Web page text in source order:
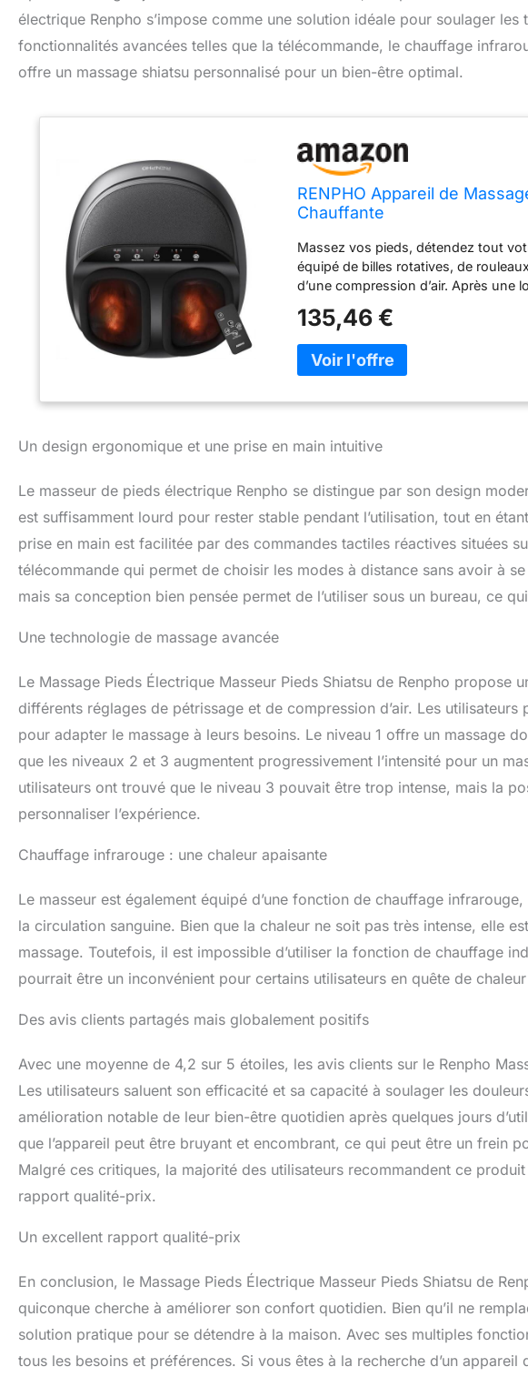
électrique Renpho s’impose comme une solution idéale pour soulager
fonctionnalités avancées telles que la télécommande, le chauffage
offre un massage shiatsu personnalisé pour un bien-être optimal.
RENPHO Appareil de
Chauffante
Massez vos pieds, détendez tout
équipé de billes rotatives, de
d’une compression d’air. Après
Veuillez noter que cet appareil n’est
pressions et aux pétrissages
ergonomique permet un massage
d’intensité de massage Shiatsu et
réglables selon vos préférences.
est doté d’un panneau de
presque toutes les pointures. Cet
(pointure américaine 12) Un cadeau
même ou en cadeau pour les
parents et les amis – pour les
135,46 €
Un design ergonomique et une prise en main intuitive
Le masseur de pieds électrique Renpho se distingue par son design
est suffisamment lourd pour rester stable pendant l’utilisation, tout en
prise en main est facilitée par des commandes tactiles réactives situées
télécommande qui permet de choisir les modes à distance sans avoir à
mais sa conception bien pensée permet de l’utiliser sous un bureau, ce
Une technologie de massage avancée
Le Massage Pieds Électrique Masseur Pieds Shiatsu de Renpho propose
différents réglages de pétrissage et de compression d’air. Les
pour adapter le massage à leurs besoins. Le niveau 1 offre un massage
que les niveaux 2 et 3 augmentent progressivement l’intensité pour un
utilisateurs ont trouvé que le niveau 3 pouvait être trop intense, mais la
personnaliser l’expérience.
Chauffage infrarouge : une chaleur apaisante
Le masseur est également équipé d’une fonction de chauffage
la circulation sanguine. Bien que la chaleur ne soit pas très intense, elle
massage. Toutefois, il est impossible d’utiliser la fonction de chauffage
pourrait être un inconvénient pour certains utilisateurs en quête de
Des avis clients partagés mais globalement positifs
Avec une moyenne de 4,2 sur 5 étoiles, les avis clients sur le Renpho
Les utilisateurs saluent son efficacité et sa capacité à soulager les
amélioration notable de leur bien-être quotidien après quelques jours
que l’appareil peut être bruyant et encombrant, ce qui peut être un frein
Malgré ces critiques, la majorité des utilisateurs recommandent ce
rapport qualité-prix.
Un excellent rapport qualité-prix
En conclusion, le Massage Pieds Électrique Masseur Pieds Shiatsu de
quiconque cherche à améliorer son confort quotidien. Bien qu’il ne
solution pratique pour se détendre à la maison. Avec ses multiples
tous les besoins et préférences. Si vous êtes à la recherche d’un